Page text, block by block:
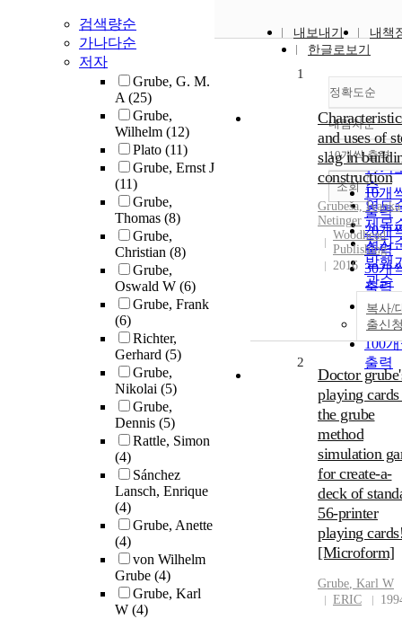
검색량순
가나다순
저자
Grube, G. M.
A(25)
Grube,
Wilhelm (12)
Plato (11)
Grube, Ernst J
(11)
Grube,
Thomas (8)
Grube,
Christian (8)
Grube,
Oswald W (6)
Grube, Frank
(6)
Richter,
Gerhard (5)
Grube,
Nikolai (5)
Grube,
Dennis (5)
Rattle, Simon
(4)
Sánchez
Lansch, Enrique
(4)
Grube, Anette
(4)
von Wilhelm
Grube (4)
Grube, Karl
W (4)
내보내기
내책
한글로보기
정확도순
정확
순
인기
순
연도
제목
저자
발행
관순
내림차순
내림
10개씩 출력
10개
출력
20개
출력
30개
출력
50개
출력
100
출력
조회
1
and uses of
slag in
construction
Grubeša, Ivanka
Netinger
Woodhead
Publishing
2016
복사/
출신
2
Doctor
playing
the grube
method
simulation
for create-a-
deck of
56-printer
playing
[Microform]
Grube, Karl W
ERIC